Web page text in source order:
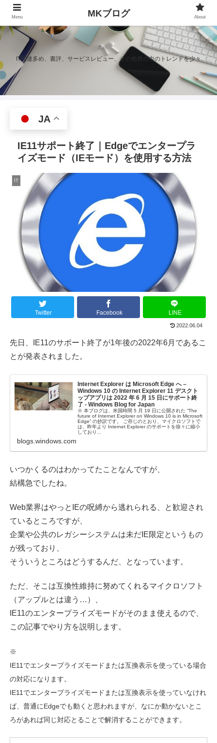
IT関連多め、書評、サービスレビュー、その他世の中のトレンドを少々
JA
IE11サポート終了｜Edgeでエンタープラ
イズモード（IEモード）を使用する方法
IT
Twitter Facebook LINE
2022.06.04
先日、IE11のサポート終了が1年後の2022年6月であるこ
とが発表されました。
Internet Explorer は Microsoft Edge へ –
Windows 10 の Internet Explorer 11 デスクト
ップアプリは 2022 年 6 月 15 日にサポート終
了 - Windows Blog for Japan
※ 本ブログは、米国時間 5 月 19 日に公開された “The
future of Internet Explorer on Windows 10 is in Microsoft
Edge” の抄訳です。 ご存じのとおり、マイクロソフトで
は、昨年より Internet Explorer のサポートを徐々に縮小
しており...
blogs.windows.com
いつかくるのはわかってたことなんですが、
結構急でしたね。
Web業界はやっとIEの呪縛から逃れられる、と歓迎され
ているところですが、
企業や公共のレガシーシステムは未だIE限定というもの
が残っており、
そういうところはどうするんだ、となっています。
ただ、そこは互換性維持に努めてくれるマイクロソフト
（アップルとは違う…）、
IE11のエンタープライズモードがそのまま使えるので、
この記事でやり方を説明します。
※
IE11でエンタープライズモードまたは互換表示を使っている場合
の対応になります。
IE11でエンタープライズモードまたは互換表示を使っていなけれ
ば、普通にEdgeでも動くと思われますが、なにか動かないとこ
ろがあれば同じ対応とることで解消することができます。
Menu MKブログ About